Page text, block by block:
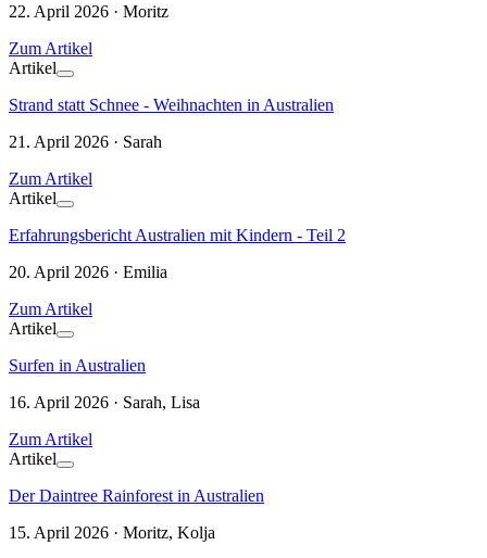
22. April 2026 · Moritz
Zum Artikel
Artikel
Strand statt Schnee - Weihnachten in Australien
21. April 2026 · Sarah
Zum Artikel
Artikel
Erfahrungsbericht Australien mit Kindern - Teil 2
20. April 2026 · Emilia
Zum Artikel
Artikel
Surfen in Australien
16. April 2026 · Sarah, Lisa
Zum Artikel
Artikel
Der Daintree Rainforest in Australien
15. April 2026 · Moritz, Kolja